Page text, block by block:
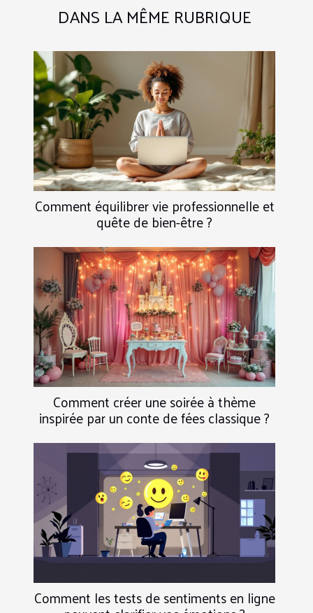
DANS LA MÊME RUBRIQUE
Comment équilibrer vie professionnelle et
quête de bien-être ?
Comment créer une soirée à thème
inspirée par un conte de fées classique ?
Comment les tests de sentiments en ligne